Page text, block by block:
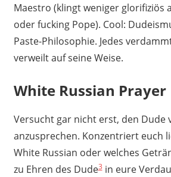
Maestro (klingt weniger glorifiziös
oder fucking Pope). Cool:
Paste-Philosophie. Jedes
verweilt auf seine Weise.
White Russian Prayer
Versucht gar nicht erst, den Dude
anzusprechen. Konzentriert euch
White Russian oder welches
zu Ehren des Dude3in eure